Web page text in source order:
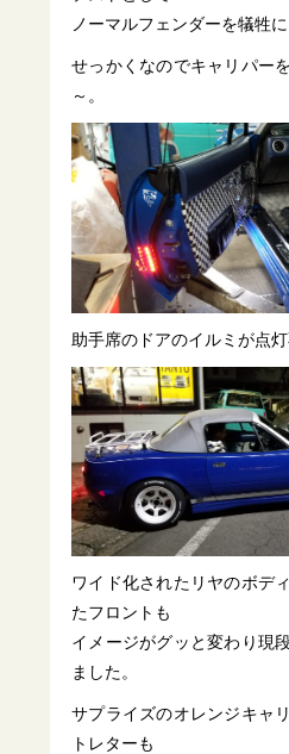
ノーマルフェンダーを犠牲に
せっかくなのでキャリパー
～。
助手席のドアのイルミが点
ワイド化されたリヤのボデ
たフロントも
イメージがグッと変わり現
ました。
サプライズのオレンジキャ
トレターも